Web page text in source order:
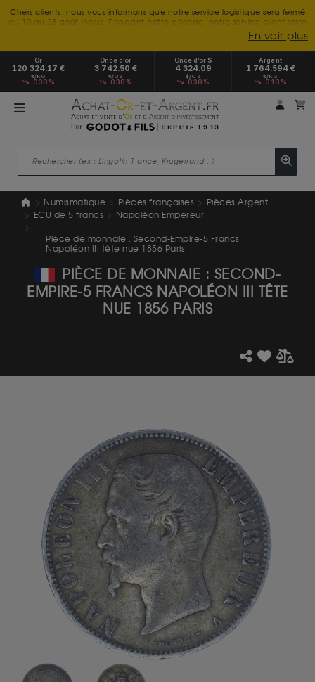
Chers clients, nous vous informons que notre service logistique sera fermé
du 10 au 28 août inclus. Pendant cette période, notre service client reste
à votre disposition tout l'été. Vous pouvez nous joindre du lundi au
vendredi, de 9h30 à 18h, pour toute demande d'information.
Nous vous remercions de votre compréhension et vous souhaitons un
excellent été.
En voir plus
Or
120 324.17 €
€/KG
-0.38 %
Once d’or
3 742.50 €
€/OZ
-0.38 %
Once d’or $
4 324.09
$/OZ
-0.38 %
Argent
1 764.594 €
€/KG
-0.18 %
Mon
Numismatique Pièces françaises
Pièces Argent
ECU de 5 francs
Napoléon Empereur
Pièce de monnaie : Second-Empire-5 Francs
Napoléon III tête nue 1856 Paris
PIÈCE DE MONNAIE : SECOND-
EMPIRE-5 FRANCS NAPOLÉON III TÊTE
NUE 1856 PARIS